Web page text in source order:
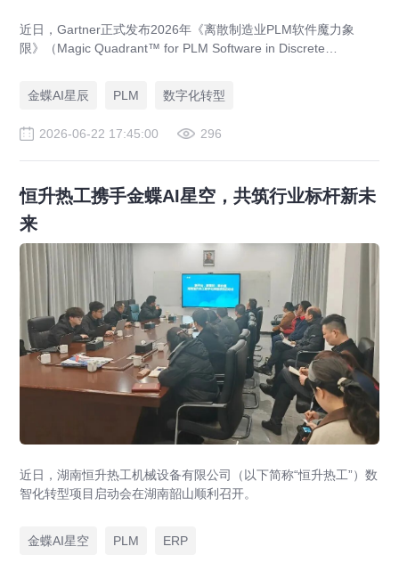
近日，Gartner正式发布2026年《离散制造业PLM软件魔力象
限》（Magic Quadrant™ for PLM Software in Discrete
金蝶AI星辰 PLM 数字化转型
2026-06-22 17:45:00 296
恒升热工携手金蝶AI星空，共筑行业标杆新未
来
近日，湖南恒升热工机械设备有限公司（以下简称“恒升热工”）数
智化转型项目启动会在湖南韶山顺利召开。
金蝶AI星空 PLM ERP